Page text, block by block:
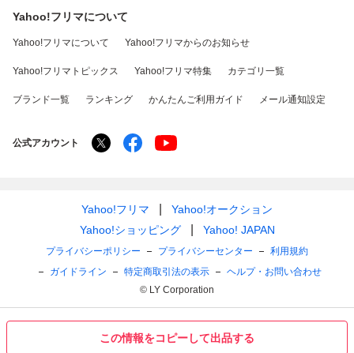
この情報をコピーして出品する
Yahoo!フリマについて
Yahoo!フリマについて Yahoo!フリマからのお知らせ
Yahoo!フリマトピックス Yahoo!フリマ特集 カテゴリ一覧
ブランド一覧 ランキング かんたんご利用ガイド メール通知設定
公式アカウント
Yahoo!フリマ
Yahoo!オークション
Yahoo!ショッピング
Yahoo! JAPAN
プライバシーポリシー プライバシーセンター
利用規約
ガイドライン
特定商取引法の表示
ヘルプ・お問い合わせ
© LY Corporation